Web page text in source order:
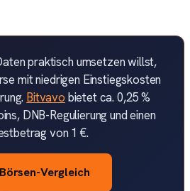
praktisch umsetzen willst,
mit niedrigen Einstiegskosten
Bitvavo bietet ca. 0,25 %
DNB-Regulierung und einen
von 1 €.
Vergleich